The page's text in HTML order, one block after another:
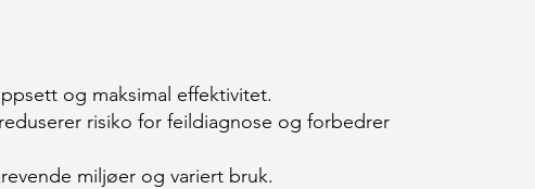
og maksimal effektivitet.
risiko for feildiagnose og forbedrer
miljøer og variert bruk.